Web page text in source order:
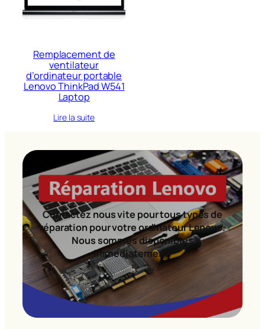
Remplacement de
ventilateur
d’ordinateur portable
Lenovo ThinkPad W541
Laptop
Lire la suite
Contactez nous vite pour tous types de
réparation pour votre ordinateur Lenovo.
Nous sommes disponibles
immédiatement!